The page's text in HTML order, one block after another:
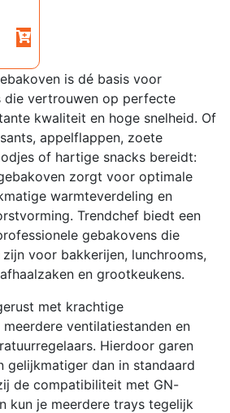
is dé basis voor
die vertrouwen op perfecte
kwaliteit en hoge snelheid. Of
appelflappen, zoete
of hartige snacks bereidt:
zorgt voor optimale
warmteverdeling en
Trendchef biedt een
gebakovens die
voor bakkerijen, lunchrooms,
en grootkeukens.
met krachtige
ventilatiestanden en
Hierdoor garen
gelijkmatiger dan in standaard
de compatibiliteit met GN-
kun je meerdere trays tegelijk